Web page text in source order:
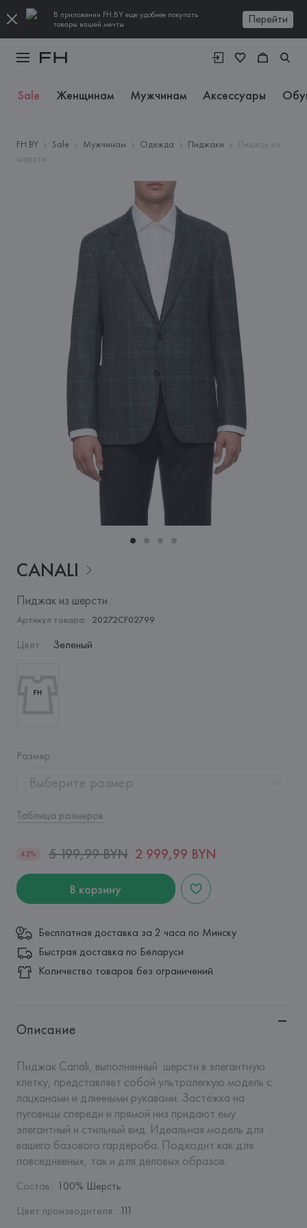
В приложении FH.BY еще удобнее покупать
товары вашей мечты
Перейти
Sale Женщинам Мужчинам Аксессуары
FH.BY Sale Мужчинам Одежда Пиджаки
Пиджак из
шерсти
CANALI
Пиджак из шерсти
Артикул товара: 20272CF02799
Цвет: Зеленый
Размер:
Выберите размер
Таблица размеров
42% 5 199,99 BYN 2 999,99 BYN
В корзину
Бесплатная доставка за 2 часа по Минску
Быстрая доставка по Беларуси
Количество товаров без ограничений
Описание
Пиджак Canali, выполненный  шерсти в элегантную
клетку, представляет собой ультралегкую модель с
лацканами и длинными рукавами. Застёжка на
пуговицы спереди и прямой низ придают ему
элегантный и стильный вид. Идеальная модель для
вашего базового гардероба. Подходит как для
повседневных, так и для деловых образов.
Состав: 100% Шерсть
Цвет производителя: 111